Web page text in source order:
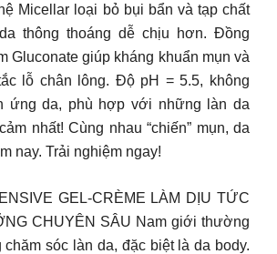
Micellar loại bỏ bụi bẩn và tạp chất
thông thoáng dễ chịu hơn. Đồng
Gluconate giúp kháng khuẩn mụn và
lỗ chân lông. Độ pH = 5.5, không
ứng da, phù hợp với những làn da
nhất! Cùng nhau “chiến” mụn, da
nay. Trải nghiệm ngay!
GEL-CRÈME LÀM DỊU TỨC
CHUYÊN SÂU Nam giới thường
chăm sóc làn da, đặc biệt là da body.